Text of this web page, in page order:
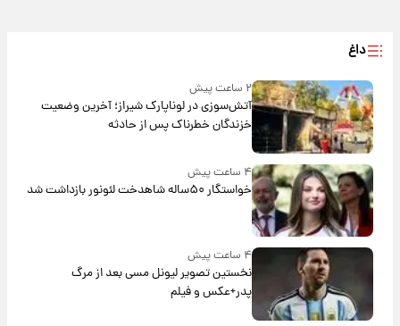
داغ
۲ ساعت پیش
آتش‌سوزی در لوناپارک شیراز؛ آخرین وضعیت
خزندگان خطرناک پس از حادثه
۴ ساعت پیش
خواستگار ۵۰ساله شاهدخت لئونور بازداشت شد
نخستین تصویر لیونل مسی بعد از مرگ
پدر+عکس و فیلم